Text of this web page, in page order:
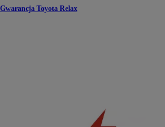
Gwarancja Toyota Relax